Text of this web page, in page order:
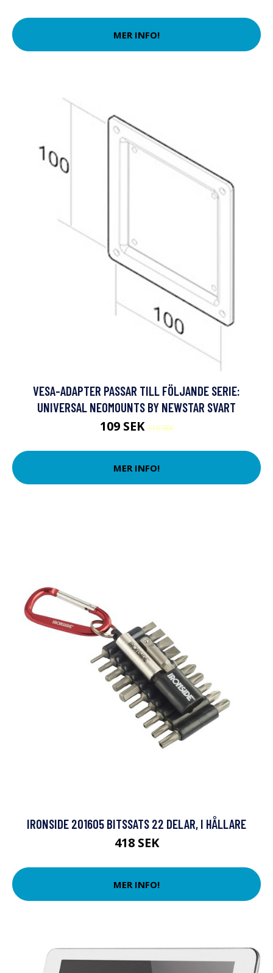
MER INFO!
VESA-ADAPTER PASSAR TILL FÖLJANDE SERIE:
UNIVERSAL NEOMOUNTS BY NEWSTAR SVART
109 SEK119 SEK
MER INFO!
IRONSIDE 201605 BITSSATS 22 DELAR, I HÅLLARE
418 SEK
MER INFO!